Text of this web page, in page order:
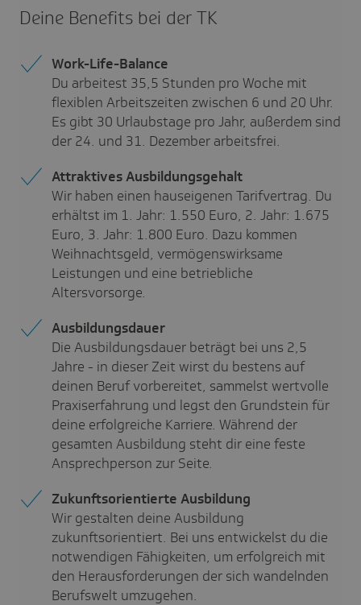
Deine Bene­fits bei der TK
Work-Life-Balance
Du arbeitest 35,5 Stunden pro Woche mit
flexiblen Arbeitszeiten zwischen 6 und 20 Uhr.
Es gibt 30 Urlaubstage pro Jahr, außerdem sind
der 24. und 31. Dezember arbeitsfrei.
Attraktives Ausbildungsgehalt
Wir haben einen hauseigenen Tarifvertrag. Du
erhältst im 1. Jahr: 1.550 Euro, 2. Jahr: 1.675
Euro, 3. Jahr: 1.800 Euro. Dazu kommen
Weihnachtsgeld, vermögenswirksame
Leistungen und eine betriebliche
Altersvorsorge.
Ausbildungsdauer
Die Ausbildungsdauer beträgt bei uns 2,5
Jahre - in dieser Zeit wirst du bestens auf
deinen Beruf vorbereitet, sammelst wertvolle
Praxiserfahrung und legst den Grundstein für
deine erfolgreiche Karriere. Während der
gesamten Ausbildung steht dir eine feste
Ansprechperson zur Seite.
Zukunftsorientierte Ausbildung
Wir gestalten deine Ausbildung
zukunftsorientiert. Bei uns entwickelst du die
notwendigen Fähigkeiten, um erfolgreich mit
den Herausforderungen der sich wandelnden
Berufswelt umzugehen.